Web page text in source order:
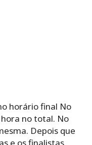
horário final No
no total. No
Depois que